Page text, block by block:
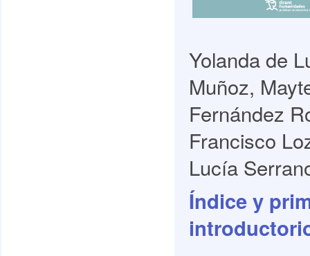
Yolanda de
Muñoz,
Fernández
Francisco
Lucía
Índice y